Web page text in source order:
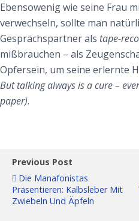
Ebensowenig wie seine Frau
verwechseln, sollte man
Gesprächspartner als tape-
mißbrauchen – als
Opfersein, um seine erlernte
But talking always is a cure –
paper).
Previous Post
Die Manafonistas
Präsentieren: Kalbsleber Mit
Zwiebeln Und Äpfeln